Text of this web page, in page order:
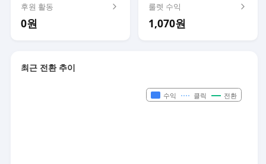
후원 활동
0원
룰렛 수익
1,070원
최근 전환 추이